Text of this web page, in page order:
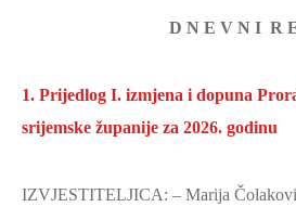
D N E V N I R
1. Prijedlog I. izmjena i dopuna
srijemske županije za 2026. godinu
IZVJESTITELJICA: – Marija